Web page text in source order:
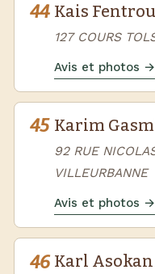
44 Kais
127 COURS
Avis et photos →
45 Karim
92 RUE
VILLEURBANNE
Avis et photos →
46 Karl